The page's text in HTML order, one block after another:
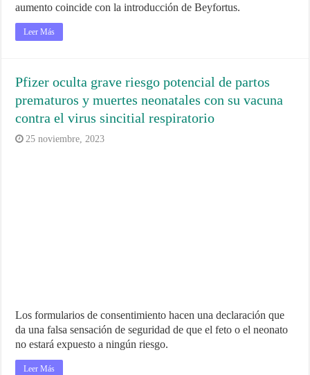
aumento coincide con la introducción de Beyfortus.
Leer Más
Pfizer oculta grave riesgo potencial de partos
prematuros y muertes neonatales con su vacuna
contra el virus sincitial respiratorio
25 noviembre, 2023
Los formularios de consentimiento hacen una declaración que
da una falsa sensación de seguridad de que el feto o el neonato
no estará expuesto a ningún riesgo.
Leer Más